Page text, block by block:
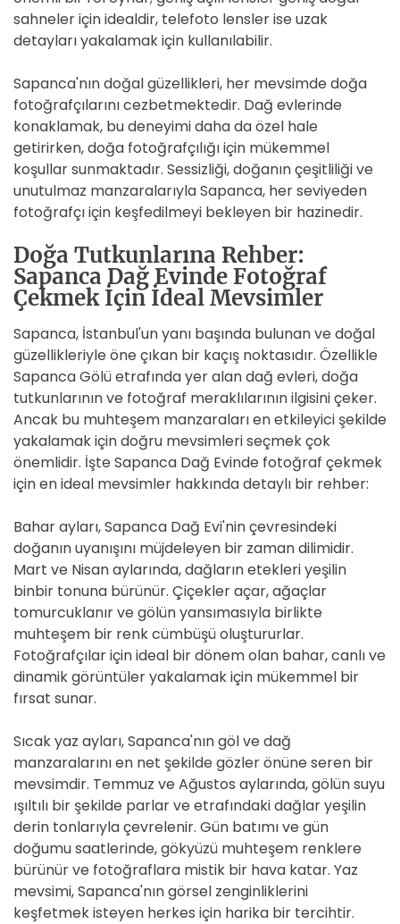
sahneler için idealdir, telefoto lensler ise uzak
detayları yakalamak için kullanılabilir.
Sapanca'nın doğal güzellikleri, her mevsimde doğa
fotoğrafçılarını cezbetmektedir. Dağ evlerinde
konaklamak, bu deneyimi daha da özel hale
getirirken, doğa fotoğrafçılığı için mükemmel
koşullar sunmaktadır. Sessizliği, doğanın çeşitliliği ve
unutulmaz manzaralarıyla Sapanca, her seviyeden
fotoğrafçı için keşfedilmeyi bekleyen bir hazinedir.
Doğa Tutkunlarına Rehber:
Sapanca Dağ Evinde Fotoğraf
Çekmek İçin İdeal Mevsimler
Sapanca, İstanbul'un yanı başında bulunan ve doğal
güzellikleriyle öne çıkan bir kaçış noktasıdır. Özellikle
Sapanca Gölü etrafında yer alan dağ evleri, doğa
tutkunlarının ve fotoğraf meraklılarının ilgisini çeker.
Ancak bu muhteşem manzaraları en etkileyici şekilde
yakalamak için doğru mevsimleri seçmek çok
önemlidir. İşte Sapanca Dağ Evinde fotoğraf çekmek
için en ideal mevsimler hakkında detaylı bir rehber:
Bahar ayları, Sapanca Dağ Evi'nin çevresindeki
doğanın uyanışını müjdeleyen bir zaman dilimidir.
Mart ve Nisan aylarında, dağların etekleri yeşilin
binbir tonuna bürünür. Çiçekler açar, ağaçlar
tomurcuklanır ve gölün yansımasıyla birlikte
muhteşem bir renk cümbüşü oluştururlar.
Fotoğrafçılar için ideal bir dönem olan bahar, canlı ve
dinamik görüntüler yakalamak için mükemmel bir
fırsat sunar.
Sıcak yaz ayları, Sapanca'nın göl ve dağ
manzaralarını en net şekilde gözler önüne seren bir
mevsimdir. Temmuz ve Ağustos aylarında, gölün suyu
ışıltılı bir şekilde parlar ve etrafındaki dağlar yeşilin
derin tonlarıyla çevrelenir. Gün batımı ve gün
doğumu saatlerinde, gökyüzü muhteşem renklere
bürünür ve fotoğraflara mistik bir hava katar. Yaz
mevsimi, Sapanca'nın görsel zenginliklerini
keşfetmek isteyen herkes için harika bir tercihtir.